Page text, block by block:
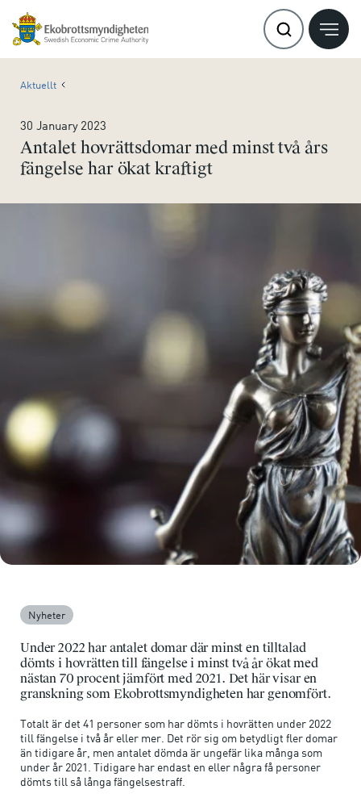
Aktuellt
30 January 2023
Antalet hovrättsdomar med minst två års
fängelse har ökat kraftigt
Nyheter
Under 2022 har antalet domar där minst en tilltalad
dömts i hovrätten till fängelse i minst två år ökat med
nästan 70 procent jämfört med 2021. Det här visar en
granskning som Ekobrottsmyndigheten har genomfört.
Totalt är det 41 personer som har dömts i hovrätten under 2022
till fängelse i två år eller mer. Det rör sig om betydligt fler domar
än tidigare år, men antalet dömda är ungefär lika många som
under år 2021. Tidigare har endast en eller några få personer
dömts till så långa fängelsestraff.